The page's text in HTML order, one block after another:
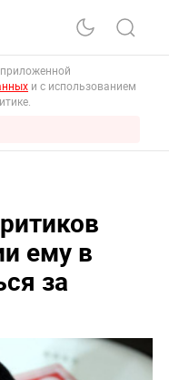
и с использованием
ему в
за